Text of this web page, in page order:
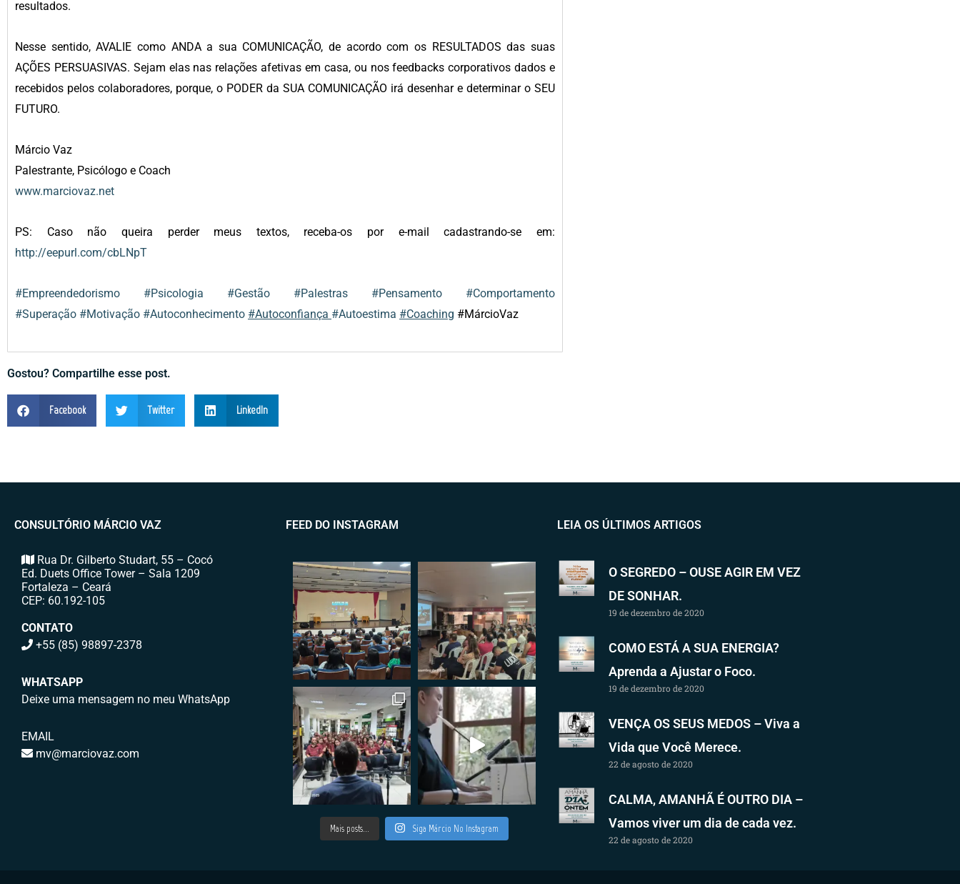
resultados.
Nesse sentido, AVALIE como ANDA a sua COMUNICAÇÃO, de acordo com os RESULTADOS das suas
AÇÕES PERSUASIVAS. Sejam elas nas relações afetivas em casa, ou nos feedbacks corporativos dados e
recebidos pelos colaboradores, porque, o PODER da SUA COMUNICAÇÃO irá desenhar e determinar o SEU
FUTURO.
Márcio Vaz
Palestrante, Psicólogo e Coach
www.marciovaz.net
PS: Caso não queira perder meus textos, receba-os por e-mail cadastrando-se em:
http://eepurl.com/cbLNpT
#Empreendedorismo #Psicologia #Gestão #Palestras #Pensamento #Comportamento
#Superação #Motivação #Autoconhecimento #Autoconfiança #Autoestima #Coaching #MárcioVaz
Gostou? Compartilhe esse post.
Facebook Twitter LinkedIn
CONSULTÓRIO MÁRCIO VAZ
Rua Dr. Gilberto Studart, 55 – Cocó
Ed. Duets Office Tower – Sala 1209
Fortaleza – Ceará
CEP: 60.192-105
CONTATO
+55 (85) 98897-2378
WHATSAPP
Deixe uma mensagem no meu WhatsApp
EMAIL
mv@marciovaz.com
FEED DO INSTAGRAM
Mais posts... Siga Márcio No Instagram
LEIA OS ÚLTIMOS ARTIGOS
O SEGREDO – OUSE AGIR EM VEZ
DE SONHAR.
19 de dezembro de 2020
COMO ESTÁ A SUA ENERGIA?
Aprenda a Ajustar o Foco.
19 de dezembro de 2020
VENÇA OS SEUS MEDOS – Viva a
Vida que Você Merece.
22 de agosto de 2020
CALMA, AMANHÃ É OUTRO DIA –
Vamos viver um dia de cada vez.
22 de agosto de 2020